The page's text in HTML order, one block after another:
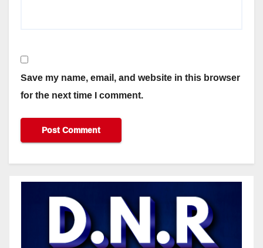
Save my name, email, and website in this browser
for the next time I comment.